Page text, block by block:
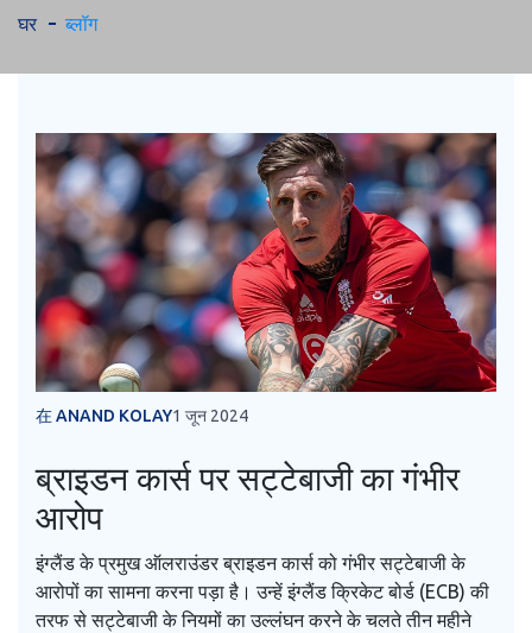
घर ब्लॉग
在 ANAND KOLAY1 जून 2024
ब्राइडन कार्स पर सट्टेबाजी का गंभीर
आरोप
इंग्लैंड के प्रमुख ऑलराउंडर ब्राइडन कार्स को गंभीर सट्टेबाजी के
आरोपों का सामना करना पड़ा है। उन्हें इंग्लैंड क्रिकेट बोर्ड (ECB) की
तरफ से सट्टेबाजी के नियमों का उल्लंघन करने के चलते तीन महीने